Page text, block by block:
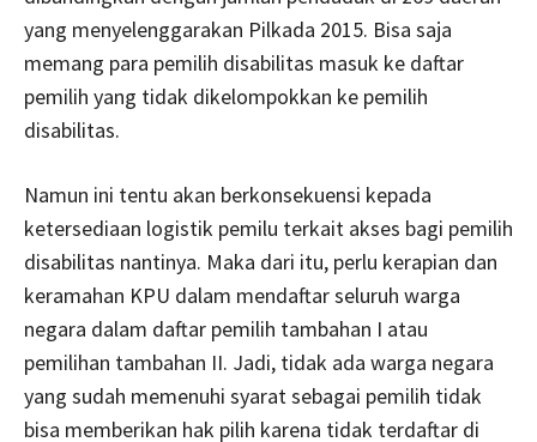
yang menyelenggarakan Pilkada 2015. Bisa saja
memang para pemilih disabilitas masuk ke daftar
pemilih yang tidak dikelompokkan ke pemilih
disabilitas.
Namun ini tentu akan berkonsekuensi kepada
ketersediaan logistik pemilu terkait akses bagi pemilih
disabilitas nantinya. Maka dari itu, perlu kerapian dan
keramahan KPU dalam mendaftar seluruh warga
negara dalam daftar pemilih tambahan I atau
pemilihan tambahan II. Jadi, tidak ada warga negara
yang sudah memenuhi syarat sebagai pemilih tidak
bisa memberikan hak pilih karena tidak terdaftar di